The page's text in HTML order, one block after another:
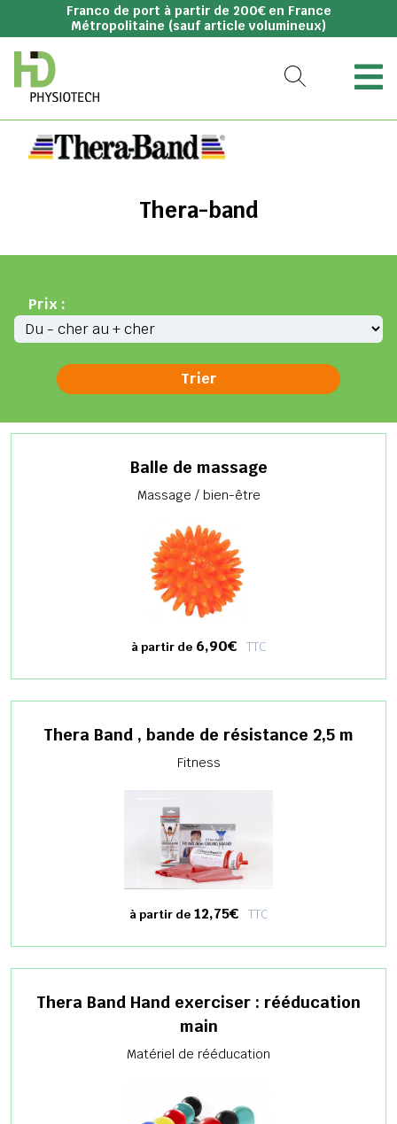
Franco de port à partir de 200€ en France
Métropolitaine (sauf article volumineux)
Thera-band
Prix :
Balle de massage
Massage / bien-être
à partir de6,90€ TTC
Thera Band , bande de résistance 2,5 m
Fitness
à partir de12,75€ TTC
Thera Band Hand exerciser : rééducation
main
Matériel de rééducation